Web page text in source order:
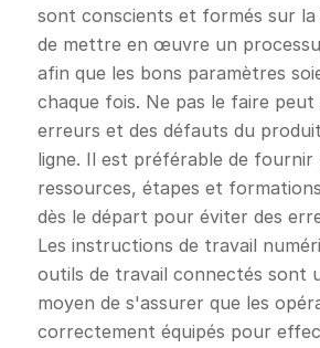
sont conscients et formés sur la
de mettre en œuvre un
afin que les bons paramètres
chaque fois. Ne pas le faire
erreurs et des défauts du
ligne. Il est préférable de fournir
ressources, étapes et
dès le départ pour éviter des
Les instructions de travail
outils de travail connectés sont
moyen de s'assurer que les
correctement équipés pour